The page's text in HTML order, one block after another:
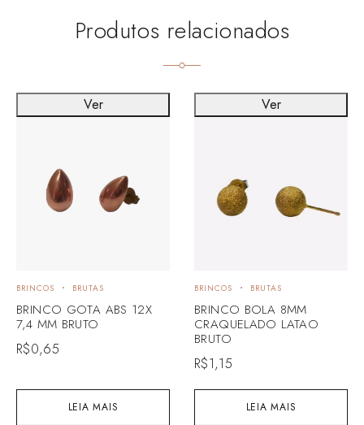
Produtos relacionados
LEIA MAIS
BRINCOS BRUTAS
BRINCO GOTA ABS 12X
7,4 MM BRUTO
R$0,65
Ver
LEIA MAIS
BRINCOS BRUTAS
BRINCO BOLA 8MM
CRAQUELADO LATAO
BRUTO
R$1,15
Ver